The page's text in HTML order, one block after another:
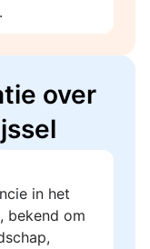
over
in het
bekend om